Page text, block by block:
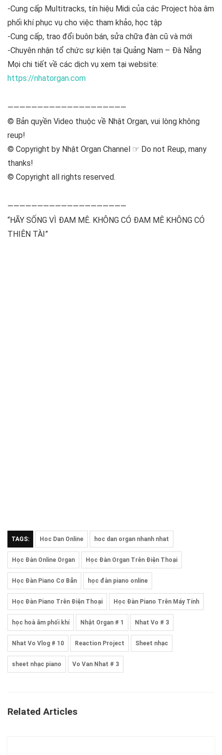
-Cung cấp Multitracks, tín hiệu Midi của các Project hòa âm
phối khí phục vụ cho việc tham khảo, học tập
-Cung cấp, trao đổi buôn bán, sửa chữa đàn cũ và mới
-Chuyên nhận tổ chức sự kiện tại Quảng Nam – Đà Nẵng
Mọi chi tiết về các dịch vụ xem tại website:
https://nhatorgan.com
————————————————————
© Bản quyền Video thuộc về Nhật Organ, vui lòng không
reup!
© Copyright by Nhật Organ Channel ☞ Do not Reup, many
thanks!
© Copyright all rights reserved.
————————————————————
“HÃY SỐNG VÌ ĐAM MÊ. KHÔNG CÓ ĐAM MÊ KHÔNG CÓ
THIÊN TÀI”
TAGS: Hoc Dan Online hoc dan organ nhanh nhat
Học Đàn Online Organ Học Đàn Organ Trên Điện Thoại
Học Đàn Piano Cơ Bản học đàn piano online
Học Đàn Piano Trên Điện Thoại Học Đàn Piano Trên Máy Tính
học hoà âm phối khí Nhật Organ # 1 Nhat Vo # 3
Nhat Vo Vlog # 10 Reaction Project Sheet nhạc
sheet nhạc piano Vo Van Nhat # 3
Related Articles